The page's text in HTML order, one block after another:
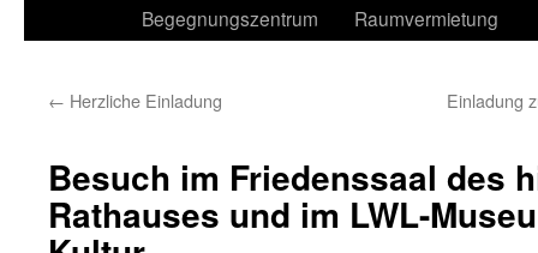
Begegnungszentrum
Raumvermietung
← Herzliche Einladung Einladung
Besuch im Friedenssaal des
Rathauses und im LWL-